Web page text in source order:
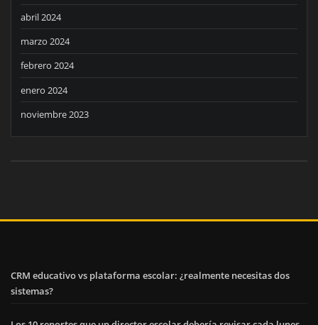
abril 2024
marzo 2024
febrero 2024
enero 2024
noviembre 2023
CRM educativo vs plataforma escolar: ¿realmente necesitas dos
sistemas?